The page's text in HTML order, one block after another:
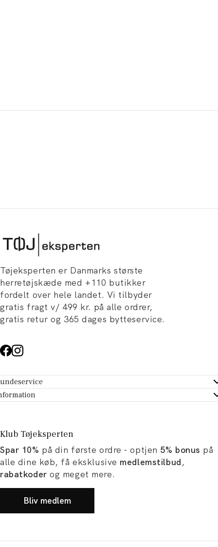
Tøjeksperten er Danmarks største
herretøjskæde med +110 butikker
fordelt over hele landet. Vi tilbyder
gratis fragt v/ 499 kr. på alle ordrer,
gratis retur og 365 dages bytteservice.
- Hjælpecenter
dit køb
Tøjeksperten
og artikler
og karriere
Klub Tøjeksperten
Spar 10% på din første ordre - optjen 5% bonus på
alle dine køb, få eksklusive medlemstilbud,
rabatkoder og meget mere.
Bliv medlem